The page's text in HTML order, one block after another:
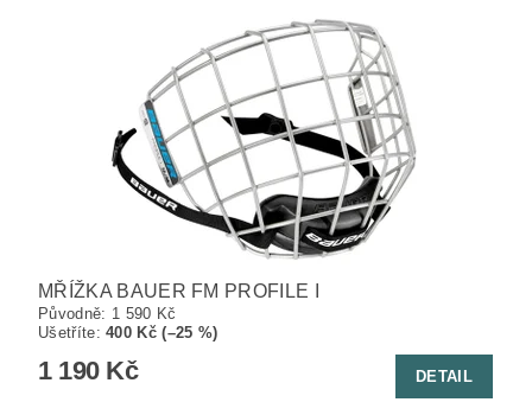
MŘÍŽKA BAUER FM PROFILE I
Původně: 1 590 Kč
Ušetříte:400 Kč (–25 %)
1 190 Kč DETAIL